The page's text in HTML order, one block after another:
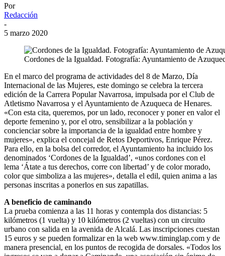
Por
Redacción
-
5 marzo 2020
Cordones de la Igualdad. Fotografía: Ayuntamiento de
En el marco del programa de actividades del 8 de Marzo, Día
Internacional de las Mujeres, este domingo se celebra la tercera
edición de la Carrera Popular Navarrosa, impulsada por el Club de
Atletismo Navarrosa y el Ayuntamiento de Azuqueca de Henares.
«Con esta cita, queremos, por un lado, reconocer y poner en valor el
deporte femenino y, por el otro, sensibilizar a la población y
concienciar sobre la importancia de la igualdad entre hombre y
mujeres», explica el concejal de Retos Deportivos, Enrique Pérez.
Para ello, en la bolsa del corredor, el Ayuntamiento ha incluido los
denominados ‘Cordones de la Igualdad’, «unos cordones con el
lema ‘Átate a tus derechos, corre con libertad’ y de color morado,
color que simboliza a las mujeres», detalla el edil, quien anima a las
personas inscritas a ponerlos en sus zapatillas.
A beneficio de caminando
La prueba comienza a las 11 horas y contempla dos distancias: 5
kilómetros (1 vuelta) y 10 kilómetros (2 vueltas) con un circuito
urbano con salida en la avenida de Alcalá. Las inscripciones cuestan
15 euros y se pueden formalizar en la web www.timinglap.com y de
manera presencial, en los puntos de recogida de dorsales. «Todos los